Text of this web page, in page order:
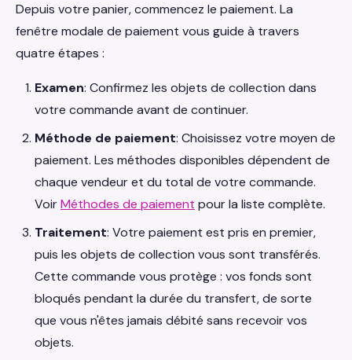
Depuis votre panier, commencez le paiement. La
fenêtre modale de paiement vous guide à travers
quatre étapes :
Examen: Confirmez les objets de collection dans
votre commande avant de continuer.
Méthode de paiement: Choisissez votre moyen de
paiement. Les méthodes disponibles dépendent de
chaque vendeur et du total de votre commande.
VoirMéthodes de paiement pour la liste complète.
Traitement: Votre paiement est pris en premier,
puis les objets de collection vous sont transférés.
Cette commande vous protège : vos fonds sont
bloqués pendant la durée du transfert, de sorte
que vous n'êtes jamais débité sans recevoir vos
objets.